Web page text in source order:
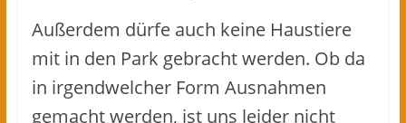
Außerdem dürfe auch keine Haustiere
mit in den Park gebracht werden. Ob da
in irgendwelcher Form Ausnahmen
gemacht werden, ist uns leider nicht